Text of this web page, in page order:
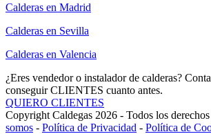
Calderas en Madrid
Calderas en Sevilla
Calderas en Valencia
¿Eres vendedor o instalador de calderas?
conseguir CLIENTES cuanto antes.
QUIERO CLIENTES
Copyright Caldegas 2026 - Todos los derechos
somos - Política de Privacidad - Política de